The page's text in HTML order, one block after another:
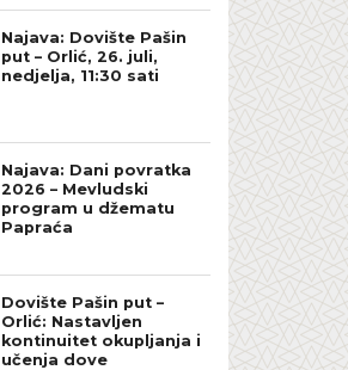
Najava: Dovište Pašin
put – Orlić, 26. juli,
nedjelja, 11:30 sati
Najava: Dani povratka
2026 – Mevludski
program u džematu
Papraća
Dovište Pašin put –
Orlić: Nastavljen
kontinuitet okupljanja i
učenja dove